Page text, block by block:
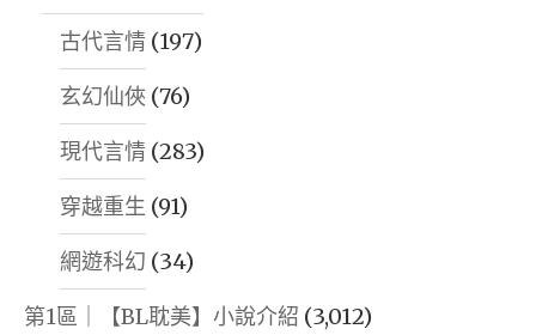
古代言情 (197)
玄幻仙俠 (76)
現代言情 (283)
穿越重生 (91)
網遊科幻 (34)
第1區｜【BL耽美】小說介紹 (3,012)